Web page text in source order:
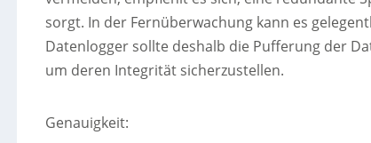
sorgt. In der Fernüberwachung kann es
Datenlogger sollte deshalb die Pufferung der
um deren Integrität sicherzustellen.
Genauigkeit: